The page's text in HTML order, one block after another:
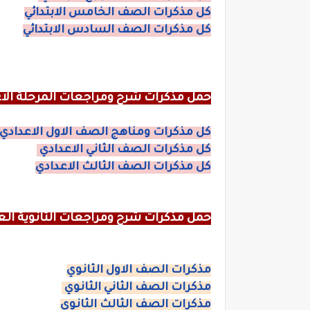
كل مذكرات الصف الخامس الابتدائي
كل مذكرات الصف السادس الابتدائي
حمل مذكرات شرح ومراجعات المرحلة
كل مذكرات ومناهج الصف الاول الاعدادي
كل مذكرات الصف الثاني الاعدادي
كل مذكرات الصف الثالث الاعدادي
حمل مذكرات شرح ومراجعات الثانوية
مذكرات الصف الاول الثانوي
مذكرات الصف الثاني الثانوي
مذكرات الصف الثالث الثانوي